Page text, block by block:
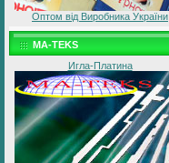
Оптом від Виробника України
MA-TEKS
Игла-Платина